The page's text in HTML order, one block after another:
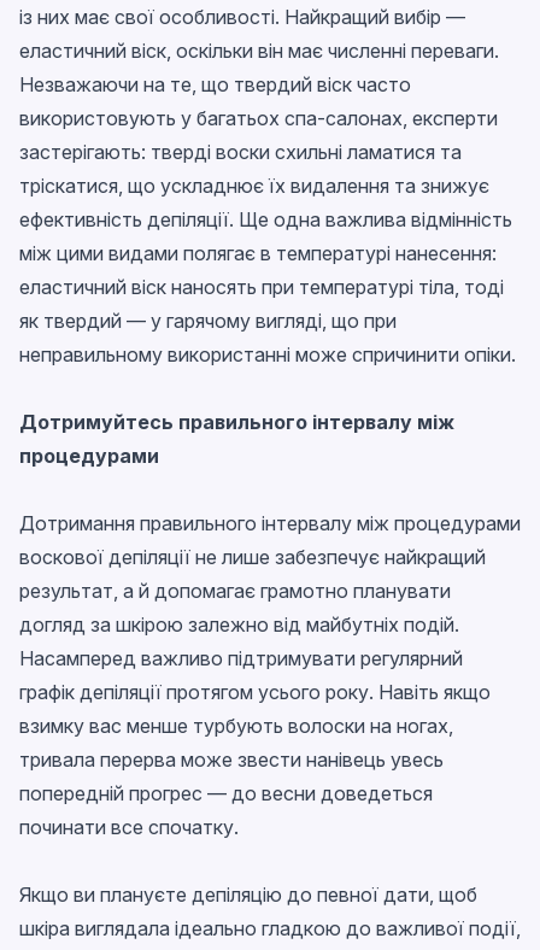
із них має свої особливості. Найкращий вибір —
еластичний віск, оскільки він має численні переваги.
Незважаючи на те, що твердий віск часто
використовують у багатьох спа-салонах, експерти
застерігають: тверді воски схильні ламатися та
тріскатися, що ускладнює їх видалення та знижує
ефективність депіляції. Ще одна важлива відмінність
між цими видами полягає в температурі нанесення:
еластичний віск наносять при температурі тіла, тоді
як твердий — у гарячому вигляді, що при
неправильному використанні може спричинити опіки.
Дотримуйтесь правильного інтервалу між
процедурами
Дотримання правильного інтервалу між процедурами
воскової депіляції не лише забезпечує найкращий
результат, а й допомагає грамотно планувати
догляд за шкірою залежно від майбутніх подій.
Насамперед важливо підтримувати регулярний
графік депіляції протягом усього року. Навіть якщо
взимку вас менше турбують волоски на ногах,
тривала перерва може звести нанівець увесь
попередній прогрес — до весни доведеться
починати все спочатку.
Якщо ви плануєте депіляцію до певної дати, щоб
шкіра виглядала ідеально гладкою до важливої події,